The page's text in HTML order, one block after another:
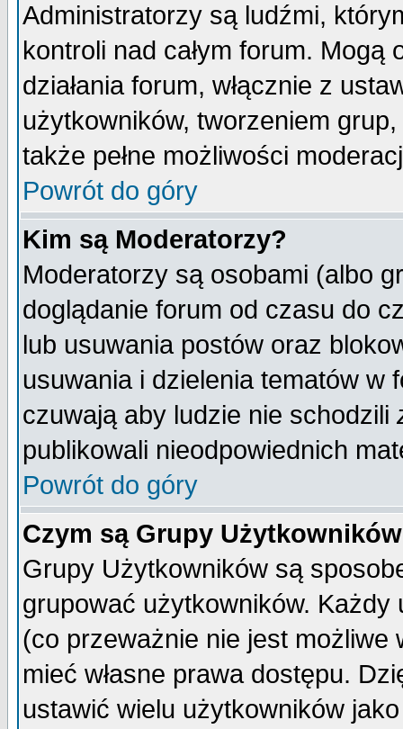
Administratorzy są ludźmi,
kontroli nad całym forum.
działania forum, włącznie z
użytkowników, tworzeniem
także pełne możliwości
Powrót do góry
Kim są Moderatorzy?
Moderatorzy są osobami (albo
doglądanie forum od czasu do
lub usuwania postów oraz
usuwania i dzielenia tematów w
czuwają aby ludzie nie schodzili
publikowali nieodpowiednich
Powrót do góry
Czym są Grupy
Grupy Użytkowników są
grupować użytkowników.
(co przeważnie nie jest
mieć własne prawa dostępu.
ustawić wielu użytkowników